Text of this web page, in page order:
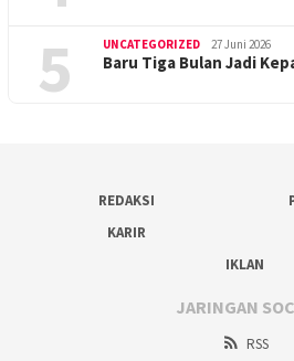
5 UNCATEGORIZED 27 Juni 2026
Baru Tiga Bulan Jadi
REDAKSI
KARIR
IKLAN
JARINGAN
RSS